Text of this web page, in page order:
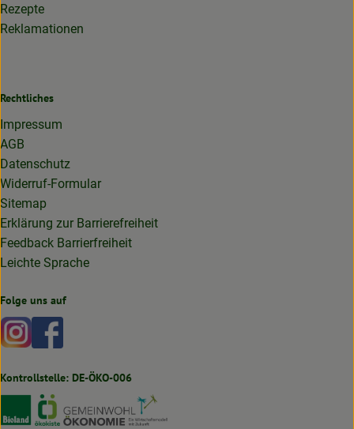
Rezepte
Reklamationen
Rechtliches
Impressum
AGB
Datenschutz
Widerruf-Formular
Sitemap
Erklärung zur Barrierefreiheit
Feedback Barrierfreiheit
Leichte Sprache
Folge uns auf
Externer Link zu https://www.instagram.com/
Kontrollstelle: DE-ÖKO-006
Externer Link zu https://www.bioland.de
Externer Link zu https://www.oekokiste.de